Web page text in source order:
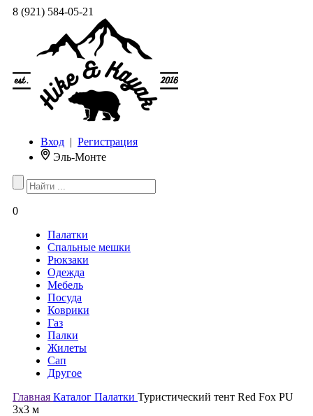
8 (921) 584-05-21
Вход | Регистрация
Эль-Монте
0
Палатки
Спальные мешки
Рюкзаки
Одежда
Мебель
Посуда
Коврики
Газ
Палки
Жилеты
Сап
Другое
Главная Каталог Палатки Туристический тент Red Fox PU
3x3 м